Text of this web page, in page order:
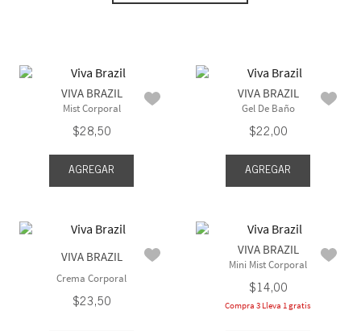
VIVA BRAZIL
Mist Corporal
$28,50
AGREGAR
VIVA BRAZIL
Gel De Baño
$22,00
AGREGAR
VIVA BRAZIL
Crema Corporal
$23,50
VIVA BRAZIL
Mini Mist Corporal
$14,00
Compra 3 Lleva 1 gratis